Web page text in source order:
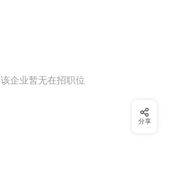
该企业暂无在招职位
分享